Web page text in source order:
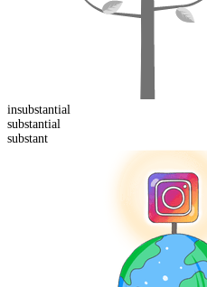
insubstantial
substantial
substant